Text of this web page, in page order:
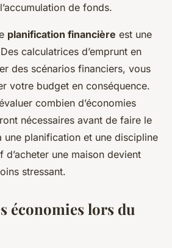
de fonds.
planification financière est une
calculatrices d’emprunt en
des scénarios financiers, vous
votre budget en conséquence.
combien d’économies
nécessaires avant de faire le
une planification et une discipline
d’acheter une maison devient
stressant.
économies lors du